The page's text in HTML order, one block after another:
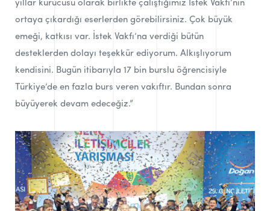
yıllar kurucusu olarak birlikte çalıştığımız İstek Vakfı’nın
ortaya çıkardığı eserlerden görebilirsiniz. Çok büyük
emeği, katkısı var. İstek Vakfı’na verdiği bütün
desteklerden dolayı teşekkür ediyorum. Alkışlıyorum
kendisini. Bugün itibarıyla 17 bin burslu öğrencisiyle
Türkiye’de en fazla burs veren vakıftır. Bundan sonra
büyüyerek devam edeceğiz.”